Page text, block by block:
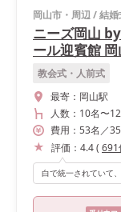
岡山市・周辺/結婚
ニーズ岡山
ール迎賓館 岡
教会式・人前式
最寄： 岡山駅
人数： 10名〜
費用： 53名 ／
評価： 4.4( 691